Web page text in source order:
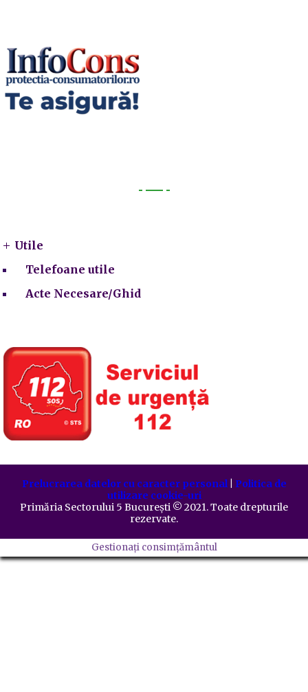
Utile
Telefoane utile
Acte Necesare/Ghid
Prelucrarea datelor cu caracter personal| Politica de
utilizare cookie-uri
Primăria Sectorului 5 București ©️ 2021. Toate drepturile
rezervate.
Gestionați consimțământul